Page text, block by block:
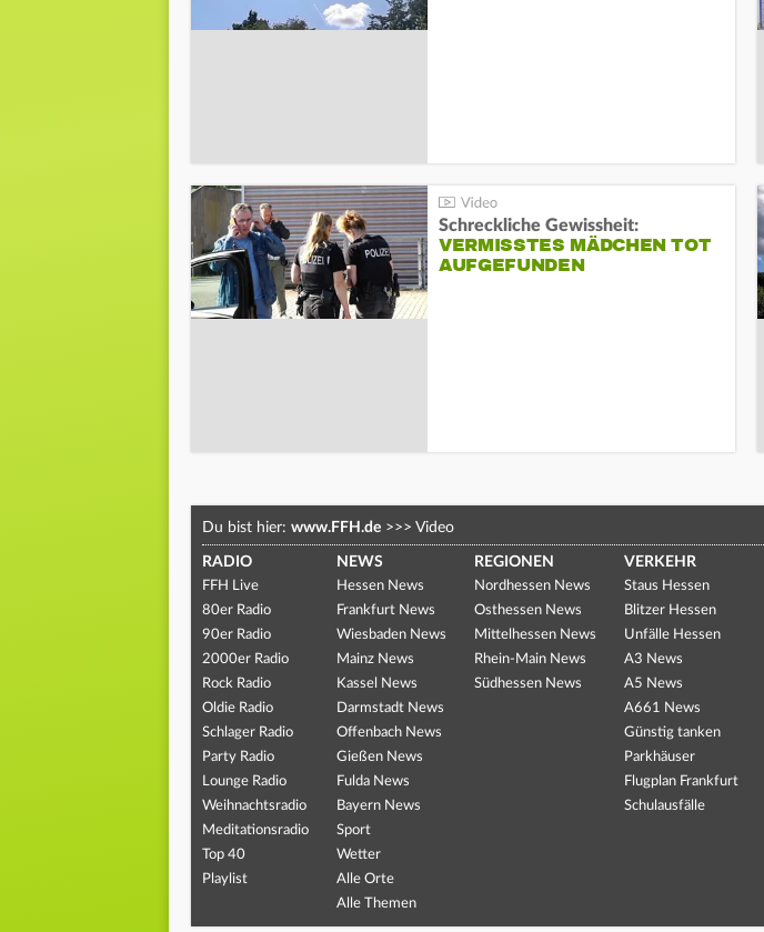
Schreckliche Gewissheit:
VERMISSTES MÄDCHEN TOT
AUFGEFUNDEN
Du bist hier: www.FFH.de >>> Video
RADIO
FFH Live
80er Radio
90er Radio
2000er Radio
Rock Radio
Oldie Radio
Schlager Radio
Party Radio
Lounge Radio
Weihnachtsradio
Meditationsradio
Top 40
Playlist
NEWS
Hessen News
Frankfurt News
Wiesbaden News
Mainz News
Kassel News
Darmstadt News
Offenbach News
Gießen News
Fulda News
Bayern News
Sport
Wetter
Alle Orte
Alle Themen
REGIONEN
Nordhessen News
Osthessen News
Mittelhessen News
Rhein-Main News
Südhessen News
VERKEHR
Staus Hessen
Blitzer Hessen
Unfälle Hessen
A3 News
A5 News
A661 News
Günstig tanken
Parkhäuser
Flugplan Frankfurt
Schulausfälle